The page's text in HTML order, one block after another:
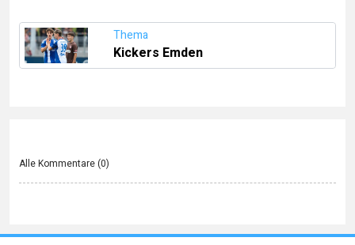
Thema
Kickers Emden
Alle Kommentare (0)